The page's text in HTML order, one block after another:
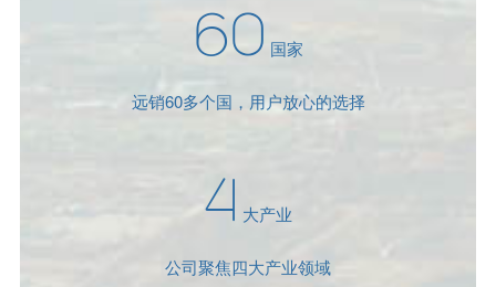
60 国家
远销60多个国，用户放心的选择
4 大产业
公司聚焦四大产业领域